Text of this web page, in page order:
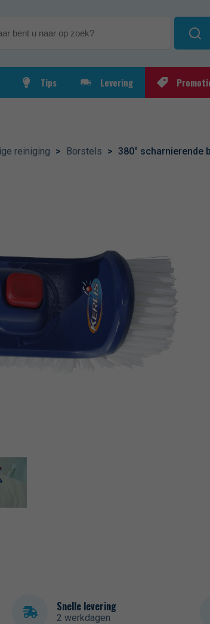
Tips Levering
reiniging > Borstels > 380°
Snelle levering
2 werkdagen